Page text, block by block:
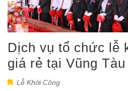
Dịch vụ tổ chức lễ
giá rẻ tại Vũng Tàu
Lễ Khởi Công